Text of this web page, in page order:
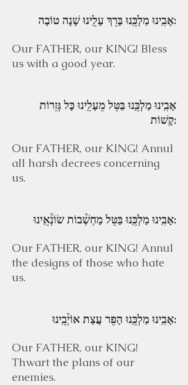
אָבִֽינוּ מַלְכֵּֽנוּ בָּרֵךְ עָלֵֽינוּ שָׁנָה טוֹבָה:
Our FATHER, our KING! Bless
us with a good year.
אָבִֽינוּ מַלְכֵּֽנוּ בַּטֵּל מֵעָלֵֽינוּ כָּל גְּזֵרוֹת
קָשׁוֹת:
Our FATHER, our KING! Annul
all harsh decrees concerning
us.
אָבִֽינוּ מַלְכֵּֽנוּ בַּטֵּל מַחְשְׁ֒בוֹת שׂוֹנְ֒אֵֽינוּ:
Our FATHER, our KING! Annul
the designs of those who hate
us.
אָבִֽינוּ מַלְכֵּֽנוּ הָפֵר עֲצַת אוֹיְ֒בֵֽינוּ:
Our FATHER, our KING!
Thwart the plans of our
enemies.